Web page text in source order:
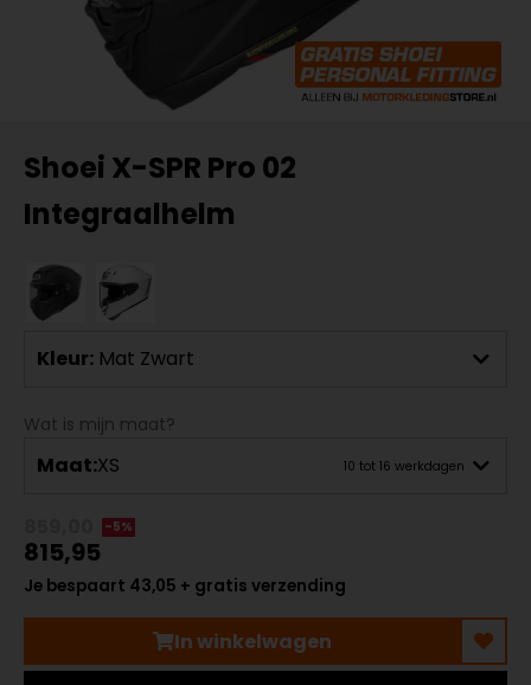
Shoei X-SPR Pro 02
Integraalhelm
Kleur: Mat Zwart
Wat is mijn maat?
Maat:XS 10 tot 16 werkdagen
-5%
815,95
Je bespaart 43,05 + gratis verzending
In winkelwagen